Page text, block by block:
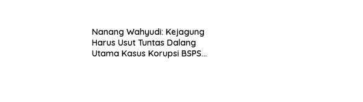
Nanang Wahyudi: Kejagung
Harus Usut Tuntas Dalang
Utama Kasus Korupsi BSPS